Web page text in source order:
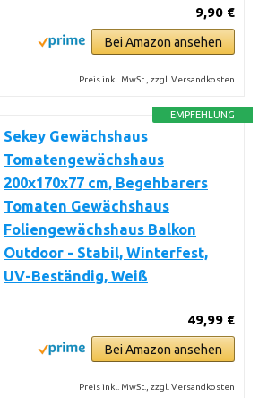
9,90 €
Bei Amazon ansehen
Preis inkl. MwSt., zzgl. Versandkosten
EMPFEHLUNG
Sekey Gewächshaus
Tomatengewächshaus
200x170x77 cm, Begehbarers
Tomaten Gewächshaus
Foliengewächshaus Balkon
Outdoor - Stabil, Winterfest,
UV-Beständig, Weiß
49,99 €
Bei Amazon ansehen
Preis inkl. MwSt., zzgl. Versandkosten